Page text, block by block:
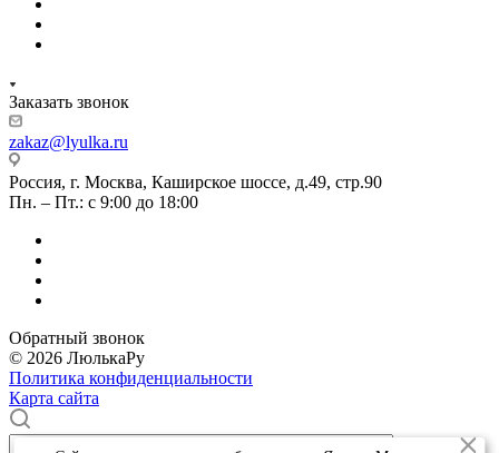
Заказать звонок
zakaz@lyulka.ru
Россия, г. Москва, Каширское шоссе, д.49, стр.90
Пн. – Пт.: с 9:00 до 18:00
Обратный звонок
© 2026 ЛюлькаРу
Политика конфиденциальности
Карта сайта